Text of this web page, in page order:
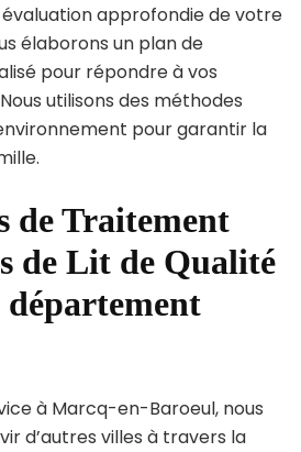
approfondie de votre
élaborons un plan de
pour répondre à vos
utilisons des méthodes
pour garantir la
de Traitement
de Lit de Qualité
à Marcq-en-Baroeul, nous
d’autres villes à travers la